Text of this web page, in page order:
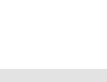
ただいた店舗へご連絡くださ